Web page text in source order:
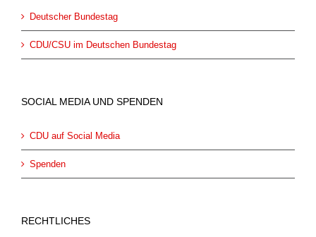
Deutscher Bundestag
CDU/CSU im Deutschen Bundestag
SOCIAL MEDIA UND SPENDEN
CDU auf Social Media
Spenden
RECHTLICHES